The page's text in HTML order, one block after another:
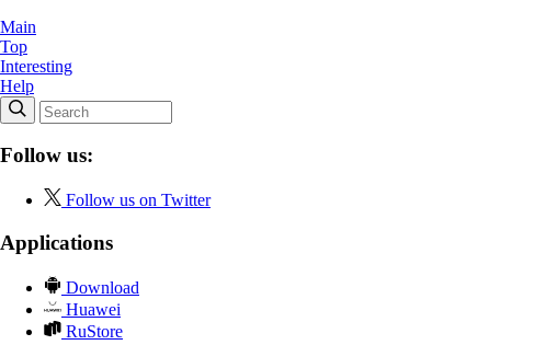
Main
Top
Interesting
Help
Follow us:
Follow us on Twitter
Applications
Download
Huawei
RuStore